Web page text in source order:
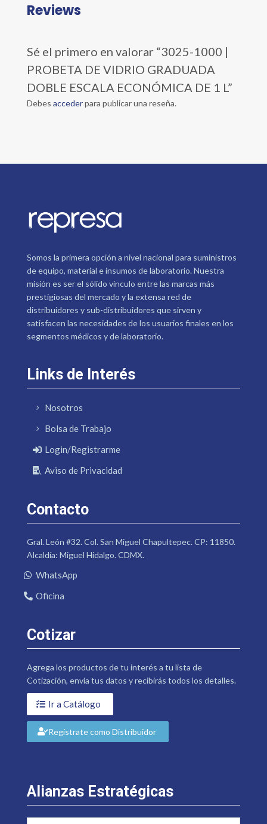
Reviews
Sé el primero en valorar “3025-1000 |
PROBETA DE VIDRIO GRADUADA
DOBLE ESCALA ECONÓMICA DE 1 L”
Debes accederpara publicar una reseña.
Somos la primera opción a nivel nacional para suministros
de equipo, material e insumos de laboratorio. Nuestra
misión es ser el sólido vínculo entre las marcas más
prestigiosas del mercado y la extensa red de
distribuidores y sub-distribuidores que sirven y
satisfacen las necesidades de los usuarios finales en los
segmentos médicos y de laboratorio.
Links de Interés
Nosotros
Bolsa de Trabajo
Login/Registrarme
Aviso de Privacidad
Contacto
Gral. León #32. Col. San Miguel Chapultepec. CP: 11850.
Alcaldía: Miguel Hidalgo. CDMX.
WhatsApp
Oficina
Cotizar
Agrega los productos de tu interés a tu lista de
Cotización, envía tus datos y recibirás todos los detalles.
Ir a Catálogo
Regístrate como Distribuidor
Alianzas Estratégicas